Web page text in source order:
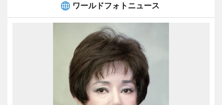
ワールドフォトニュース